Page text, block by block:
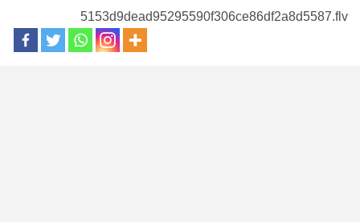
5153d9dead95295590f306ce86df2a8d5587.flv